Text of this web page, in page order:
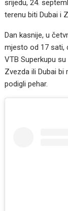
srijedu, 24.
terenu biti Dubai i
Dan kasnije, u
mjesto od 17 sati,
VTB Superkupu
Zvezda ili Dubai bi
podigli pehar.